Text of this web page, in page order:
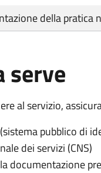
della pratica
serve
al servizio,
pubblico di
dei servizi (CNS)
documentazione